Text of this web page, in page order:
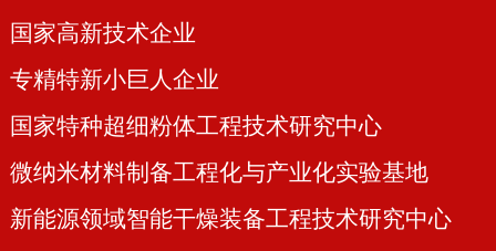
国家高新技术企业
专精特新小巨人企业
国家特种超细粉体工程技术研究中心
微纳米材料制备工程化与产业化实验基地
新能源领域智能干燥装备工程技术研究中心